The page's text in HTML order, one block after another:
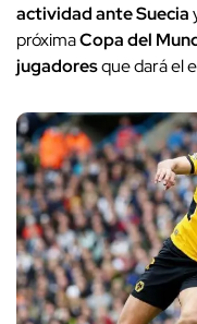
actividad ante Suecia
próximaCopa del
jugadoresque dará el